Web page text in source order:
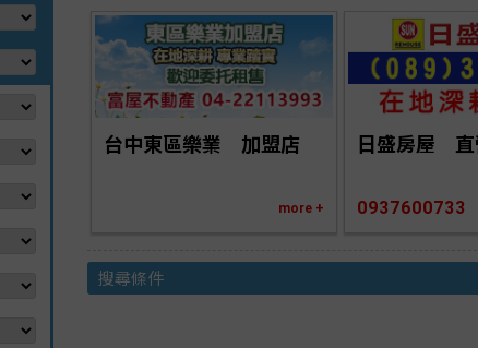
台中東區樂業　加盟店
more +
日盛房屋　
0937600733
搜尋條件